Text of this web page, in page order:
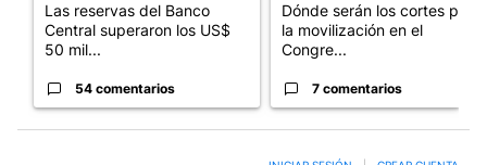
Las reservas del Banco
Central superaron los US$
50 mil...
54 comentarios
Dónde serán los cortes por
la movilización en el
Congre...
7 comentarios